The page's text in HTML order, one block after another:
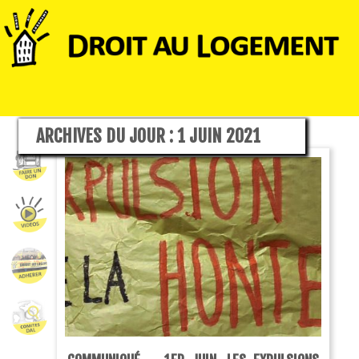
ARCHIVES DU JOUR :1 JUIN 2021